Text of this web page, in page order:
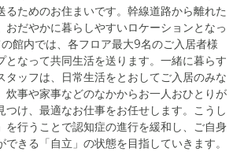
るためのお住まいです。幹線道路から離れた
おだやかに暮らしやすいロケーションとなっ
館内では、各フロア最大9名のご入居者様
となって共同生活を送ります。一緒に暮らす
タッフは、日常生活をとおしてご入居のみな
炊事や家事などのなかからお一人おひとりが
つけ、最適なお仕事をお任せします。こうし
を行うことで認知症の進行を緩和し、ご自身
できる「自立」の状態を目指していきます。